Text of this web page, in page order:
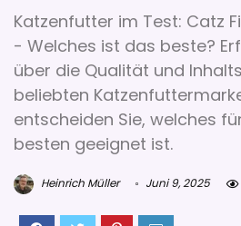
Katzenfutter im Test: Catz
- Welches ist das beste?
über die Qualität und
beliebten
entscheiden Sie, welches
besten geeignet ist.
Heinrich Müller Juni 9, 2025